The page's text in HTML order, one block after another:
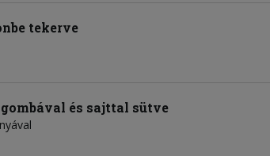
tekerve
és sajttal sütve